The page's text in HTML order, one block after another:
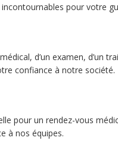
pour votre
d’un examen, d’un
confiance à notre société.
pour un rendez-vous
à nos équipes.